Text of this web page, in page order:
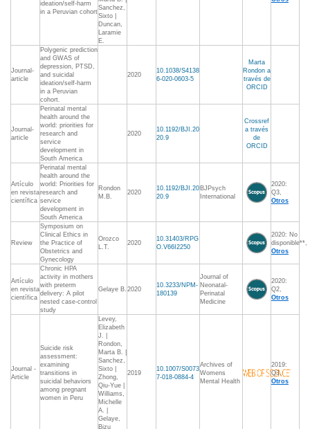
ideation/self-harm
in a Peruvian cohort
Sanchez,
Sixto |
Duncan,
Laramie
E.
Journal-
article
Polygenic prediction
and GWAS of
depression, PTSD,
and suicidal
ideation/self-harm
in a Peruvian
cohort.
2020
10.1038/S4138
6-020-0603-5
Marta
Rondon a
través de
ORCID
Journal-
article
Perinatal mental
health around the
world: priorities for
research and
service
development in
South America
2020
10.1192/BJI.20
20.9
Crossref
a través
de
ORCID
Artículo
en revista
científica
Perinatal mental
health around the
world: Priorities for
research and
service
development in
South America
Rondon
M.B.
2020
10.1192/BJI.20
20.9
BJPsych
International
2020:
Q3,
Otros
Review
Symposium on
Clinical Ethics in
the Practice of
Obstetrics and
Gynecology
Orozco
L.T.
2020
10.31403/RPG
O.V66I2250
2020: No
disponible**,
Otros
Artículo
en revista
científica
Chronic HPA
activity in mothers
with preterm
delivery: A pilot
nested case-control
study
Gelaye B. 2020
10.3233/NPM-
180139
Journal of
Neonatal-
Perinatal
Medicine
2020:
Q2,
Otros
Journal -
Article
Suicide risk
assessment:
examining
transitions in
suicidal behaviors
among pregnant
women in Peru
Levey,
Elizabeth
J. |
Rondon,
Marta B. |
Sanchez,
Sixto |
Zhong,
Qiu-Yue |
Williams,
Michelle
A. |
Gelaye,
Bizu
2019
10.1007/S0073
7-018-0884-4
Archives of
Womens
Mental Health
2019:
Q3,
Otros